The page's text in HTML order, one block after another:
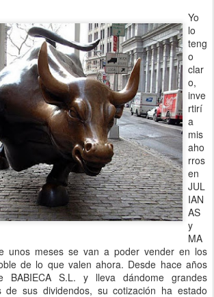
Yo
lo
teng
o
clar
o,
inve
rtirí
a
mis
aho
rros
en
JUL
IAN
AS
y
MA
unos meses se van a poder vender en los
de lo que valen ahora. Desde hace años
BABIECA S.L. y lleva dándome grandes
de sus dividendos, su cotización ha estado